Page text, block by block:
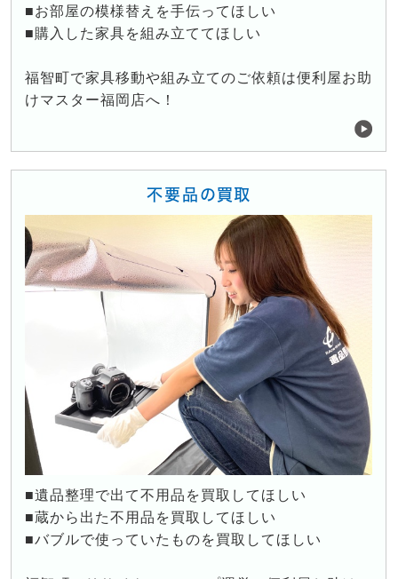
■お部屋の模様替えを手伝ってほしい
■購入した家具を組み立ててほしい
福智町で家具移動や組み立てのご依頼は便利屋お助
けマスター福岡店へ！
不要品の買取
■遺品整理で出て不用品を買取してほしい
■蔵から出た不用品を買取してほしい
■バブルで使っていたものを買取してほしい